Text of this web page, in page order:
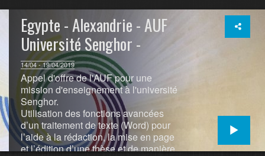
Egypte - Alexandrie - AUF
Université Senghor -
14/04 - 19/04/2019
Appel d'offre de l'AUF pour une
mission d'enseignement à l'université
Senghor.
Utilisation des fonctions avancées
d’un traitement de texte (Word) pour
l’aide à la rédaction, la mise en page
et l’édition d’une thèse et de manière